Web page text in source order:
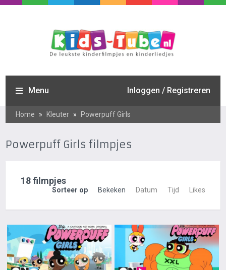
Menu Inloggen / Registreren
Home » Kleuter » Powerpuff Girls
Powerpuff Girls filmpjes
18 filmpjes
Sorteer op Bekeken Datum Tijd Likes